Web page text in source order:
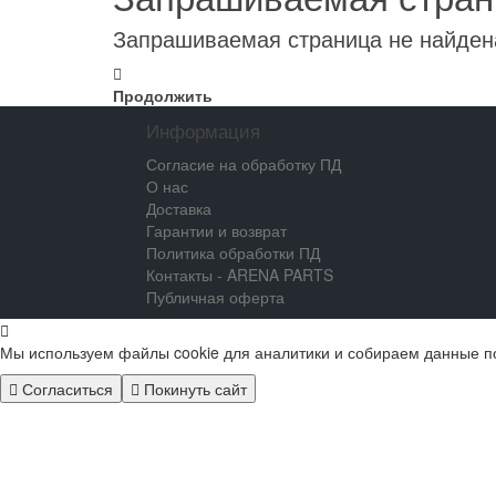
Запрашиваемая страница не
Продолжить
Информация
Согласие на обработку ПД
О нас
Доставка
Гарантии и возврат
Политика обработки ПД
Контакты - ARENA PARTS
Публичная оферта
Мы используем файлы cookie для аналитики и собираем данные
Согласиться
Покинуть сайт